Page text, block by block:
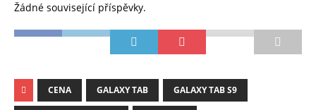
Žádné související příspěvky.
CENA GALAXY TAB GALAXY TAB S9